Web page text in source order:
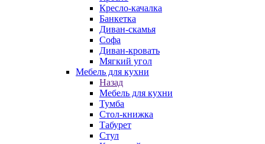
Кресло-качалка
Банкетка
Диван-скамья
Софа
Диван-кровать
Мягкий угол
Мебель для кухни
Назад
Мебель для кухни
Тумба
Стол-книжка
Табурет
Стул